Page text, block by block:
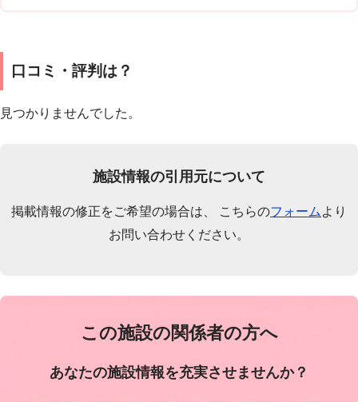
口コミ・評判は？
見つかりませんでした。
施設情報の引用元について
掲載情報の修正をご希望の場合は、 こちらのフォーム より
お問い合わせください。
この施設の関係者の方へ
あなたの施設情報を充実させませんか？